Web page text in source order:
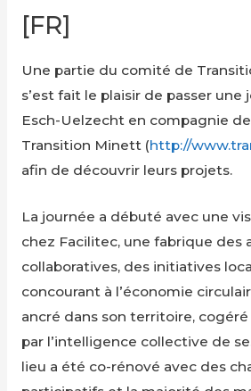
[FR]
Une partie du comité de
s’est fait le plaisir de passer une
Esch-Uelzecht en compagnie
Transition Minett (http://
afin de découvrir leurs projets.
La journée a débuté avec une
chez Facilitec, une fabrique des
collaboratives, des initiatives
concourant à l’économie
ancré dans son territoire,
par l’intelligence collective de
lieu a été co-rénové avec des